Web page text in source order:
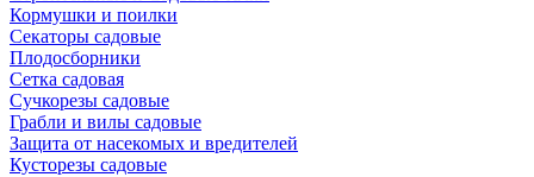
Кормушки и поилки
Секаторы садовые
Плодосборники
Сетка садовая
Сучкорезы садовые
Грабли и вилы садовые
Защита от насекомых и вредителей
Кусторезы садовые